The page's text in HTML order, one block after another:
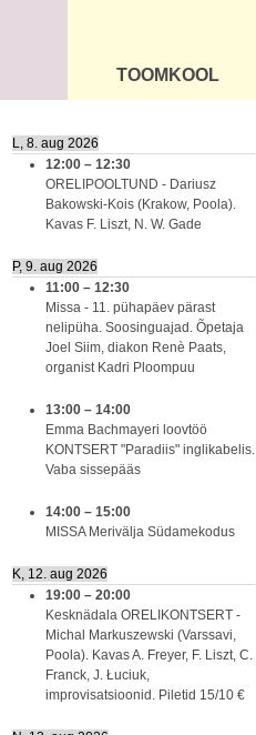
ÜLDINFO
TOOMKOOL
L, 8. aug 2026
12:00 – 12:30
ORELIPOOLTUND - Dariusz
Bakowski-Kois (Krakow, Poola).
Kavas F. Liszt, N. W. Gade
P, 9. aug 2026
11:00 – 12:30
Missa - 11. pühapäev pärast
nelipüha. Soosinguajad. Õpetaja
Joel Siim, diakon Renè Paats,
organist Kadri Ploompuu
13:00 – 14:00
Emma Bachmayeri loovtöö
KONTSERT "Paradiis" inglikabelis.
Vaba sissepääs
14:00 – 15:00
MISSA Merivälja Südamekodus
K, 12. aug 2026
19:00 – 20:00
Kesknädala ORELIKONTSERT -
Michal Markuszewski (Varssavi,
Poola). Kavas A. Freyer, F. Liszt, C.
Franck, J. Łuciuk,
improvisatsioonid. Piletid 15/10 €